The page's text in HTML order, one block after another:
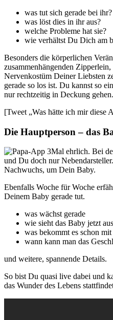
was tut sich gerade bei ihr?
was löst dies in ihr aus?
welche Probleme hat sie?
wie verhältst Du Dich am
Besonders die körperlichen
zusammenhängenden
Nervenkostüm Deiner Liebsten
gerade so los ist. Du kannst so
nur rechtzeitig in Deckung gehen.
[Tweet „Was hätte ich mir
Die Hauptperson – das
Mal ehrlich. Bei
und Du doch nur
Nachwuchs, um Dein Baby.
Ebenfalls Woche für Woche
Deinem Baby gerade tut.
was wächst gerade
wie sieht das Baby jetzt aus
was bekommt es schon mit
wann kann man das
und weitere, spannende Details.
So bist Du quasi live dabei und
das Wunder des Lebens